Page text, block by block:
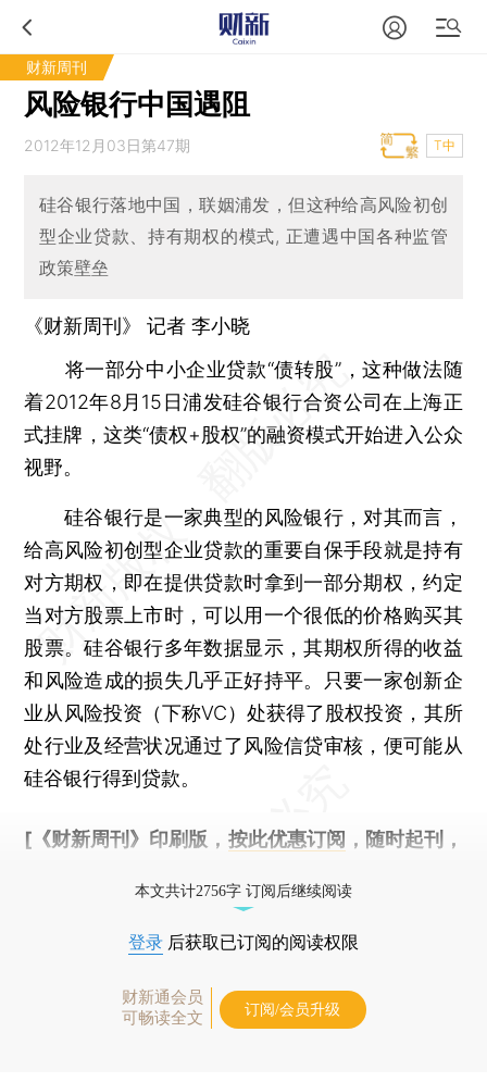
财新周刊
风险银行中国遇阻
2012年12月03日第47期 T中
硅谷银行落地中国，联姻浦发，但这种给高风险初创
型企业贷款、持有期权的模式, 正遭遇中国各种监管
政策壁垒
《财新周刊》 记者李小晓
将一部分中小企业贷款“债转股”，这种做法随
着2012年8月15日浦发硅谷银行合资公司在上海正
式挂牌，这类“债权+股权”的融资模式开始进入公众
视野。
硅谷银行是一家典型的风险银行，对其而言，
给高风险初创型企业贷款的重要自保手段就是持有
对方期权，即在提供贷款时拿到一部分期权，约定
当对方股票上市时，可以用一个很低的价格购买其
股票。硅谷银行多年数据显示，其期权所得的收益
和风险造成的损失几乎正好持平。只要一家创新企
业从风险投资（下称VC）处获得了股权投资，其所
处行业及经营状况通过了风险信贷审核，便可能从
硅谷银行得到贷款。
[《财新周刊》印刷版， 按此优惠订阅 ，随时起刊，
本文共计2756字 订阅后继续阅读
登录 后获取已订阅的阅读权限
财新通会员
可畅读全文
订阅/会员升级